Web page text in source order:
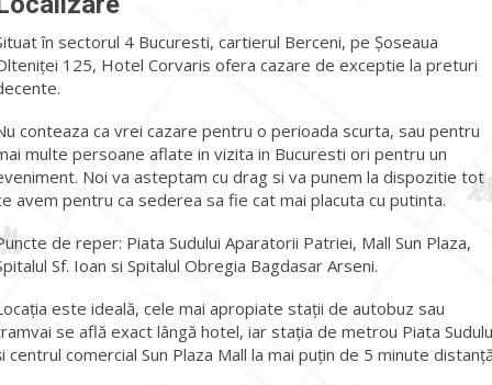
în sectorul 4 Bucuresti, cartierul Berceni, pe Șoseaua
125, Hotel Corvaris ofera cazare de exceptie la preturi
conteaza ca vrei cazare pentru o perioada scurta, sau pentru
multe persoane aflate in vizita in Bucuresti ori pentru un
Noi va asteptam cu drag si va punem la dispozitie tot
avem pentru ca sederea sa fie cat mai placuta cu putinta.
de reper: Piata Sudului Aparatorii Patriei, Mall Sun Plaza,
Sf. Ioan si Spitalul Obregia Bagdasar Arseni.
este ideală, cele mai apropiate stații de autobuz sau
se află exact lângă hotel, iar stația de metrou Piata
centrul comercial Sun Plaza Mall la mai puțin de 5 minute